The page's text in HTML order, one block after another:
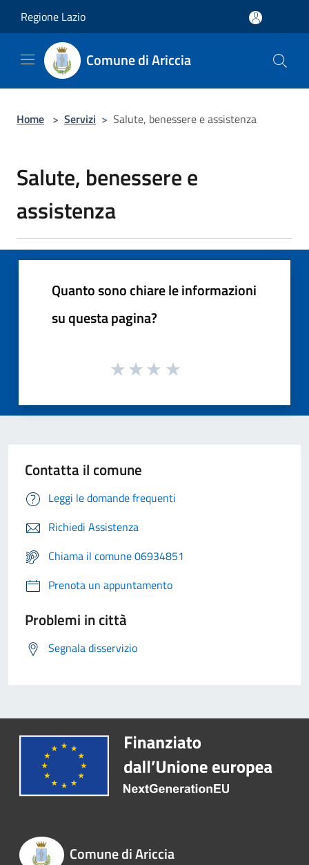
Regione Lazio
Comune di Ariccia
Home > Servizi > Salute, benessere e assistenza
Salute, benessere e
assistenza
Quanto sono chiare le informazioni
su questa pagina?
Contatta il comune
Leggi le domande frequenti
Richiedi Assistenza
Chiama il comune 06934851
Prenota un appuntamento
Problemi in città
Segnala disservizio
Comune di Ariccia